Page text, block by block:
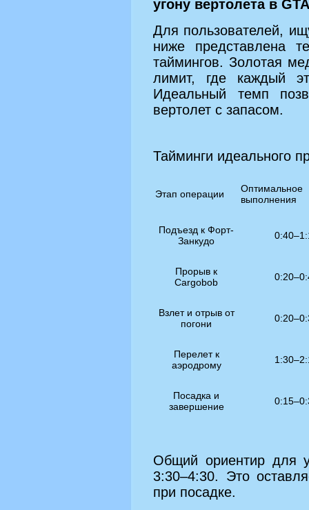
угону вертолета в
Для пользователей,
ниже представлена
таймингов. Золотая
лимит, где каждый
Идеальный темп
вертолет с запасом.
Тайминги идеального
Этап операции
выполнения
Подъезд к Форт-
Занкудо
Прорыв к
Cargobob
Взлет и отрыв от
погони
Перелет к
аэродрому
Посадка и
завершение
Общий ориентир для
3:30–4:30. Это
при посадке.